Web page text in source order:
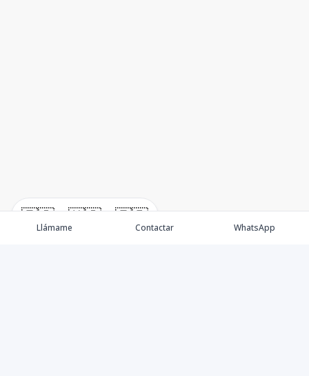
🇪🇸 🇺🇸 🇫🇷
Llámame Contactar WhatsApp